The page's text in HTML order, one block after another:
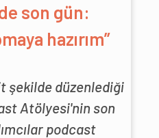
son gün:
hazırım”
şekilde düzenlediği
Atölyesi'nin son
podcast